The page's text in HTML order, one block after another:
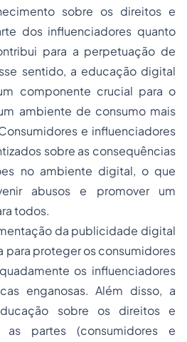
sobre os direitos e
dos influenciadores quanto
para a perpetuação de
sentido, a educação digital
componente crucial para o
ambiente de consumo mais
e influenciadores
sobre as consequências
no ambiente digital, o que
abusos e promover um
todos.
da publicidade digital
para proteger os consumidores
os influenciadores
enganosas. Além disso, a
sobre os direitos e
partes (consumidores e